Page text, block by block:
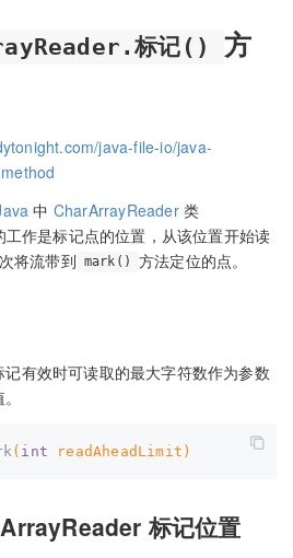
标记()
方
java-file-io/java-
中 CharArrayReader类
工作是标记点的位置，从该位置开始读
将流带到 mark() 方法定位的点。
有效时可读取的最大字符数作为参数
( int readAheadLimit)
标记位置